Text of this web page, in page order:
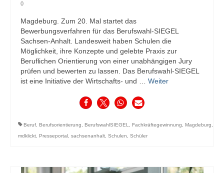
0
Magdeburg. Zum 20. Mal startet das
Bewerbungsverfahren für das Berufswahl-SIEGEL
Sachsen-Anhalt. Landesweit haben Schulen die
Möglichkeit, ihre Konzepte und gelebte Praxis zur
Beruflichen Orientierung von einer unabhängigen Jury
prüfen und bewerten zu lassen. Das Berufswahl-SIEGEL
ist eine Initiative der Wirtschafts- und … Weiter
Beruf, Berufsorientierung, BerufswahlSIEGEL, Fachkräftegewinnung, Magdeburg,
mdklickt, Presseportal , sachsenanhalt, Schulen, Schüler